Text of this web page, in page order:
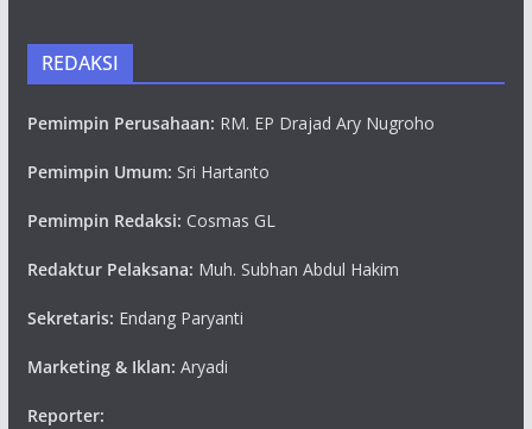
REDAKSI
Pemimpin Perusahaan: RM. EP Drajad Ary Nugroho
Pemimpin Umum: Sri Hartanto
Pemimpin Redaksi: Cosmas GL
Redaktur Pelaksana: Muh. Subhan Abdul Hakim
Sekretaris: Endang Paryanti
Marketing & Iklan: Aryadi
Reporter: